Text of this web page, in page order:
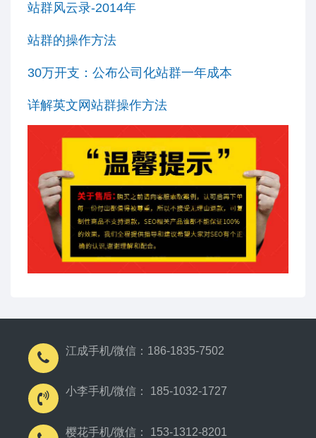
站群风云录-2014年
站群的操作方法
30万开支：公布公司化站群一年成本
详解英文网站群操作方法
江成手机/微信：186-1835-7502
小李手机/微信： 185-1032-1727
樱花手机/微信： 153-1312-8201